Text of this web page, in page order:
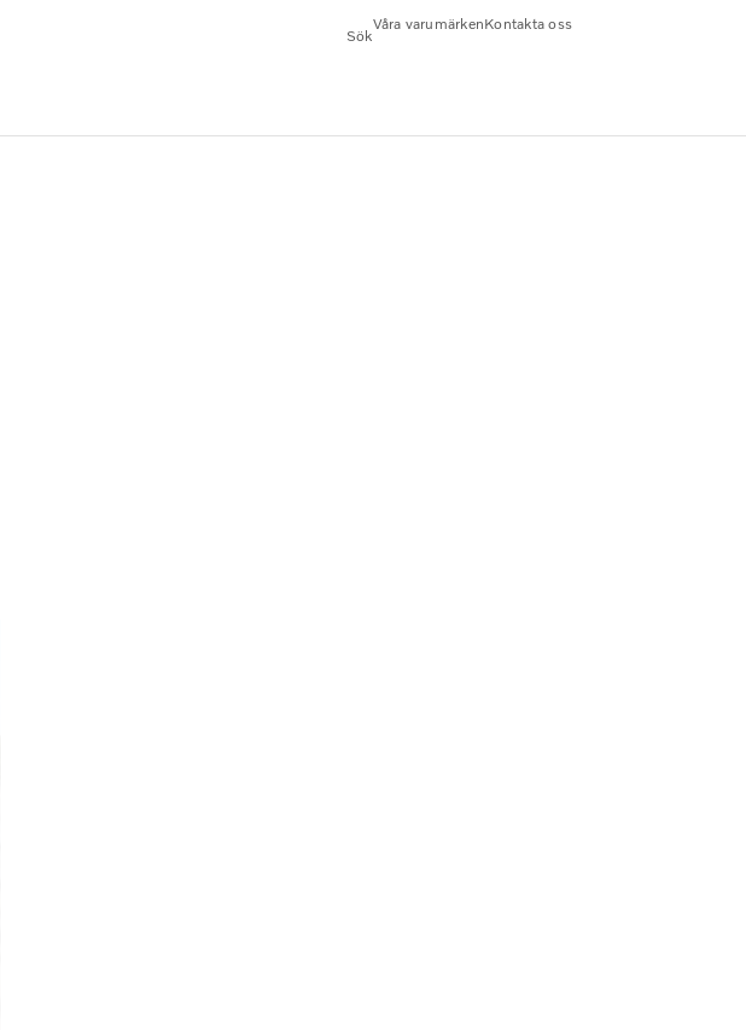
Sök
Våra varumärkenKontakta oss